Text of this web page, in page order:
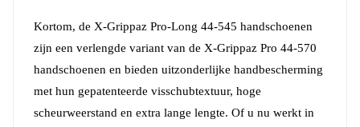
Kortom, de X-Grippaz Pro-Long 44-545 handschoenen
zijn een verlengde variant van de X-Grippaz Pro 44-570
handschoenen en bieden uitzonderlijke handbescherming
met hun gepatenteerde visschubtextuur, hoge
scheurweerstand en extra lange lengte. Of u nu werkt in